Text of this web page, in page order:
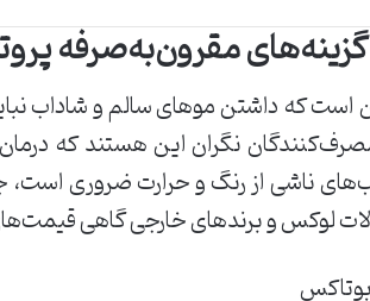
مقرون‌به‌صرفه
است که داشتن موهای سالم و شاداب
نگران این هستند که
ناشی از رنگ و حرارت ضروری است،
لوکس و برندهای خارجی گاهی قیمت‌های